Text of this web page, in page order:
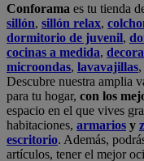
Conforama es tu tienda
sillón, sillón relax,
dormitorio de juvenil,
cocinas a medida,
microondas, lavavajillas,
Descubre nuestra amplia
para tu hogar, con los
espacio en el que vives
habitaciones, armarios y
escritorio. Además,
artículos, tener el mejor